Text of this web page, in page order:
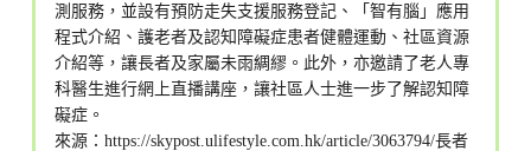
測服務，並設有預防走失支援服務登記、「智有腦」應用
程式介紹、護老者及認知障礙症患者健體運動、社區資源
介紹等，讓長者及家屬未雨綢繆。此外，亦邀請了老人專
科醫生進行網上直播講座，讓社區人士進一步了解認知障
礙症。
來源：https://skypost.ulifestyle.com.hk/article/3063794/長者